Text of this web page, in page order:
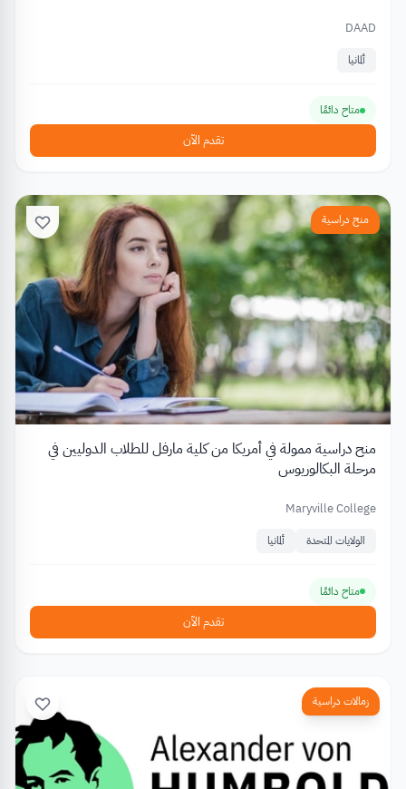
DAAD
ألمانيا
متاح دائمًا
تقدم الآن
منح دراسية
منح دراسية ممولة في أمريكا من كلية مارفل للطلاب الدوليين في
مرحلة البكالوريوس
Maryville College
الولايات المتحدة ألمانيا
متاح دائمًا
تقدم الآن
زمالات دراسية